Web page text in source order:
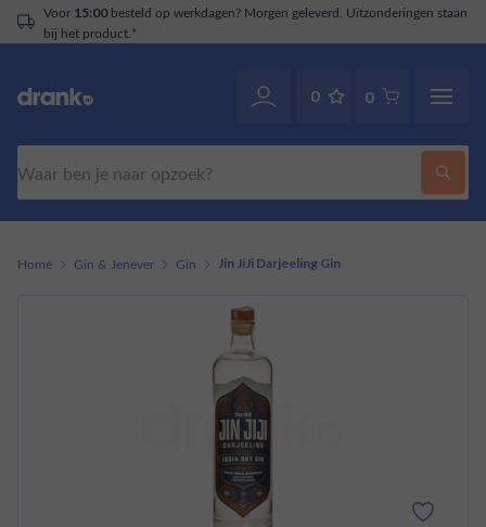
Voor 15:00besteld op werkdagen? Morgen geleverd. Uitzonderingen staan
bij het product.*
0 0
Home Gin & Jenever Gin Jin JiJi Darjeeling Gin